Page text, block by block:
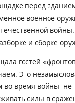
перед
военное
и сборке
гостей
Это
во время войны не
силы в